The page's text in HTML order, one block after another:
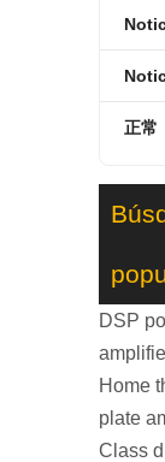
正常
DSP
Home
plate
Class